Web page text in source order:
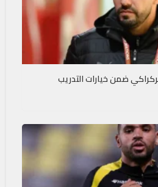
ضمن خيارات التدريب